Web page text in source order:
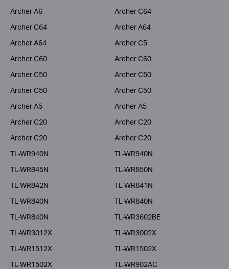
Archer A6
Archer C64
Archer C64
Archer A64
Archer A64
Archer C5
Archer C60
Archer C60
Archer C50
Archer C50
Archer C50
Archer C50
Archer A5
Archer A5
Archer C20
Archer C20
Archer C20
Archer C20
TL-WR940N
TL-WR940N
TL-WR845N
TL-WR850N
TL-WR842N
TL-WR841N
TL-WR840N
TL-WR840N
TL-WR840N
TL-WR3602BE
TL-WR3012X
TL-WR3002X
TL-WR1512X
TL-WR1502X
TL-WR1502X
TL-WR902AC